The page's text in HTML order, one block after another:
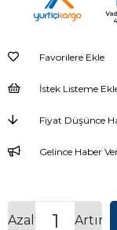
Favorilere Ekle
İstek Listeme
Fiyat Düşünce
Gelince Haber
Artır
Azalt